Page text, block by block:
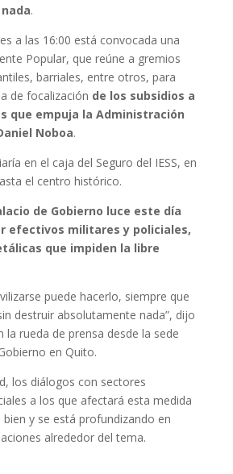
.
a las 16:00 está convocada una
Popular, que reúne a gremios
barriales, entre otros, para
de focalización de los subsidios a
que empuja la Administración
Noboa.
en el caja del Seguro del IESS, en
el centro histórico.
de Gobierno luce este día
efectivos militares y policiales,
que impiden la libre
puede hacerlo, siempre que
destruir absolutamente nada”, dijo
la rueda de prensa desde la sede
en Quito.
los diálogos con sectores
a los que afectará esta medida
y se está profundizando en
alrededor del tema.